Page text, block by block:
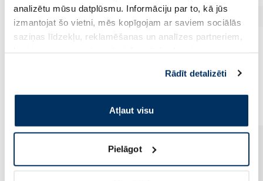
analizētu mūsu datplūsmu. Informāciju par to, kā jūs
izmantojat šo vietni, mēs kopīgojam ar saviem sociālās
saziņas līdzekļu, reklamēšanas un analīzes partneriem,
pakalpojumus. Ja piekrītat šo papildu sīkdatņu
izmantošanai, lūdzu, atzīmējiet savu izvēli:
Rādīt detalizēti
Atļaut visu
Pielāgot